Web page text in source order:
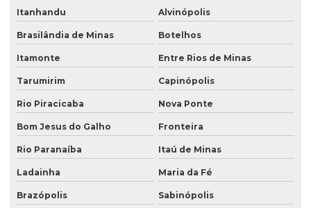
Itanhandu Alvinópolis
Brasilândia de Minas Botelhos
Itamonte Entre Rios de Minas
Tarumirim Capinópolis
Rio Piracicaba Nova Ponte
Bom Jesus do Galho Fronteira
Rio Paranaíba Itaú de Minas
Ladainha Maria da Fé
Brazópolis Sabinópolis